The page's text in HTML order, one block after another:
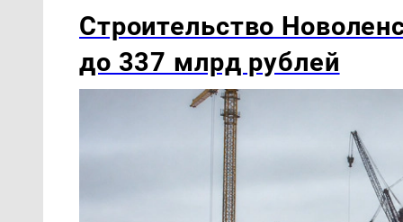
Строительство
до 337 млрд рублей